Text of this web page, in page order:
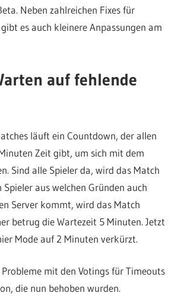
Neben zahlreichen Fixes für
es auch kleinere Anpassungen am
auf fehlende
läuft ein Countdown, der allen
Zeit gibt, um sich mit dem
Sind alle Spieler da, wird das Match
aus welchen Gründen auch
Server kommt, wird das Match
betrug die Wartezeit 5 Minuten. Jetzt
Mode auf 2 Minuten verkürzt.
mit den Votings für Timeouts
die nun behoben wurden.